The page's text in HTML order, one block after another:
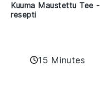
Kuuma Maustettu Tee -
resepti
15 Minutes